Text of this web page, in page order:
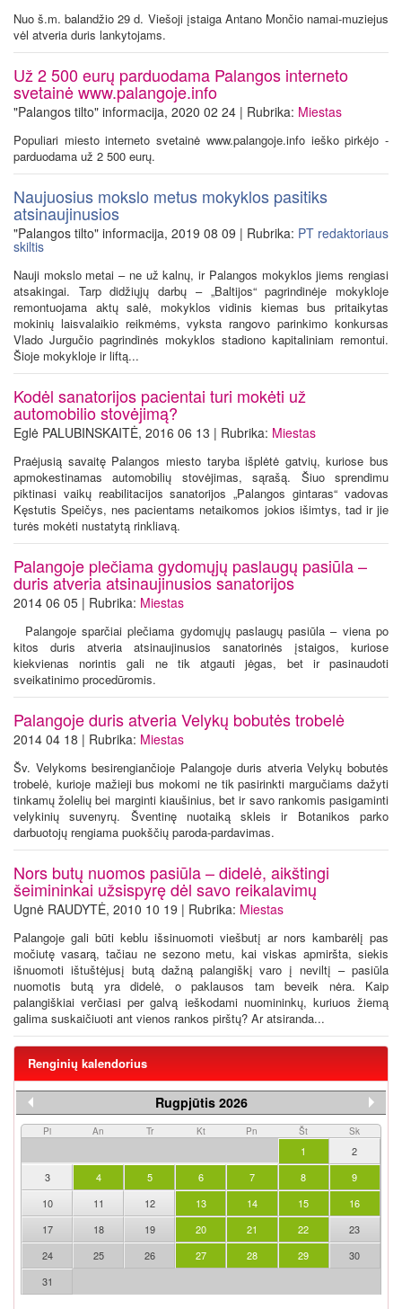
Nuo š.m. balandžio 29 d. Viešoji įstaiga Antano Mončio namai-muziejus
vėl atveria duris lankytojams.
Už 2 500 eurų parduodama Palangos interneto
svetainė www.palangoje.info
"Palangos tilto" informacija, 2020 02 24 | Rubrika: Miestas
Populiari miesto interneto svetainė www.palangoje.info ieško pirkėjo -
parduodama už 2 500 eurų.
Naujuosius mokslo metus mokyklos pasitiks
atsinaujinusios
"Palangos tilto" informacija, 2019 08 09 | Rubrika: PT redaktoriaus
skiltis
Nauji mokslo metai – ne už kalnų, ir Palangos mokyklos jiems rengiasi
atsakingai. Tarp didžiųjų darbų – „Baltijos“ pagrindinėje mokykloje
remontuojama aktų salė, mokyklos vidinis kiemas bus pritaikytas
mokinių laisvalaikio reikmėms, vyksta rangovo parinkimo konkursas
Vlado Jurgučio pagrindinės mokyklos stadiono kapitaliniam remontui.
Šioje mokykloje ir liftą...
Kodėl sanatorijos pacientai turi mokėti už
automobilio stovėjimą?
Eglė PALUBINSKAITĖ, 2016 06 13 | Rubrika: Miestas
Praėjusią savaitę Palangos miesto taryba išplėtė gatvių, kuriose bus
apmokestinamas automobilių stovėjimas, sąrašą. Šiuo sprendimu
piktinasi vaikų reabilitacijos sanatorijos „Palangos gintaras“ vadovas
Kęstutis Speičys, nes pacientams netaikomos jokios išimtys, tad ir jie
turės mokėti nustatytą rinkliavą.
Palangoje plečiama gydomųjų paslaugų pasiūla –
duris atveria atsinaujinusios sanatorijos
2014 06 05 | Rubrika: Miestas
Palangoje sparčiai plečiama gydomųjų paslaugų pasiūla – viena po
kitos duris atveria atsinaujinusios sanatorinės įstaigos, kuriose
kiekvienas norintis gali ne tik atgauti jėgas, bet ir pasinaudoti
sveikatinimo procedūromis.
Palangoje duris atveria Velykų bobutės trobelė
2014 04 18 | Rubrika: Miestas
Šv. Velykoms besirengiančioje Palangoje duris atveria Velykų bobutės
trobelė, kurioje mažieji bus mokomi ne tik pasirinkti margučiams dažyti
tinkamų žolelių bei marginti kiaušinius, bet ir savo rankomis pasigaminti
velykinių suvenyrų. Šventinę nuotaiką skleis ir Botanikos parko
darbuotojų rengiama puokščių paroda-pardavimas.
Nors butų nuomos pasiūla – didelė, aikštingi
šeimininkai užsispyrę dėl savo reikalavimų
Ugnė RAUDYTĖ, 2010 10 19 | Rubrika: Miestas
Palangoje gali būti keblu išsinuomoti viešbutį ar nors kambarėlį pas
močiutę vasarą, tačiau ne sezono metu, kai viskas apmiršta, siekis
išnuomoti ištuštėjusį butą dažną palangiškį varo į neviltį – pasiūla
nuomotis butą yra didelė, o paklausos tam beveik nėra. Kaip
palangiškiai verčiasi per galvą ieškodami nuomininkų, kuriuos žiemą
galima suskaičiuoti ant vienos rankos pirštų? Ar atsiranda...
Renginių kalendorius
Rugpjūtis 2026
Pi An Tr Kt Pn Št Sk
1
2
3
4 5 6 7 8
9
10
11 12 13 14 15
16
17
18 19 20 21 22
23
24
25 26 27 28 29
30
31